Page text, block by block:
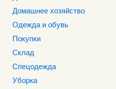
Домашнее хозяйство
Одежда и обувь
Покупки
Склад
Спецодежда
Уборка